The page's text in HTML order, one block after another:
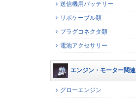
送信機用バッテリー
リポケーブル類
プラグコネクタ類
電池アクセサリー
エンジン・モーター関連
グローエンジン